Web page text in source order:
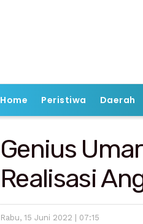
Home Peristiwa Daerah
Genius
Realisasi
Rabu, 15 Juni 2022 | 07:15